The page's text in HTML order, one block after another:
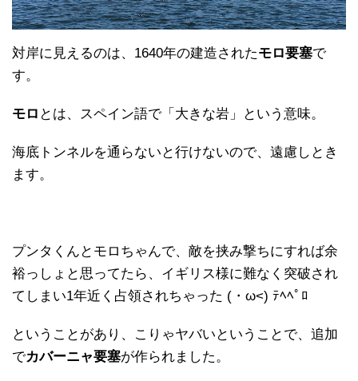
対岸に見えるのは、1640年の建造されたモロ要塞で
す。
モロ とは、スペイン語で「大きな岩」という意味。
海底トンネルを通らないと行けないので、遠慮しとき
ます。
プンタくんとモロちゃんで、敵を挟み撃ちにすれば余
裕っしょと思ってたら、イギリス様に難なく突破され
てしまい1年近く占領されちゃった (・ω<) ﾃﾍﾍﾟﾛ
ということがあり、こりゃヤバいということで、追加
でカバーニャ要塞が作られました。